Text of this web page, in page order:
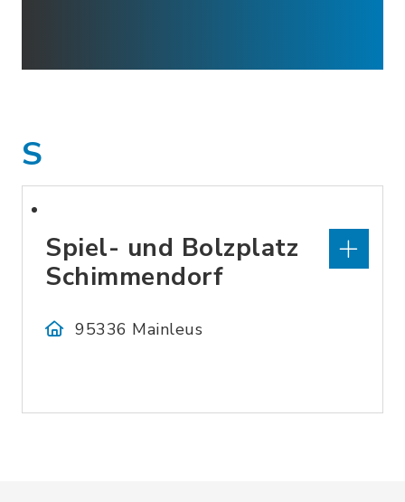
S
Spiel- und Bolzplatz
Schimmendorf
95336 Mainleus